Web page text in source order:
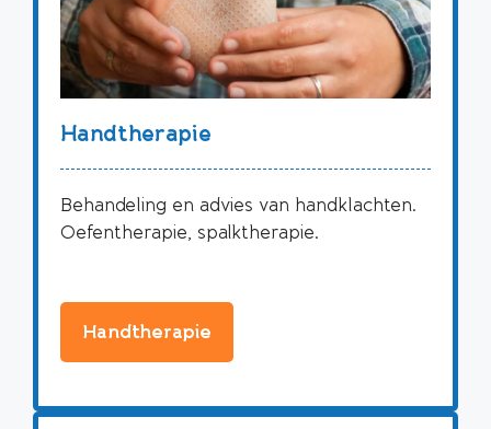
Handtherapie
Behandeling en advies van handklachten.
Oefentherapie, spalktherapie.
Handtherapie